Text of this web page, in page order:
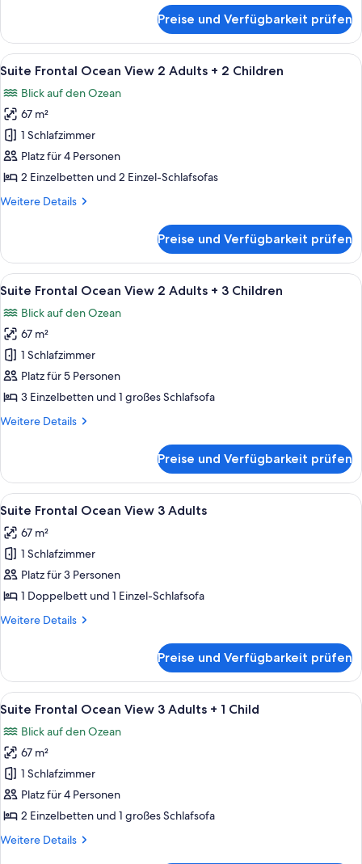
Child
anzeigen
Frontal
Ocean
View
Adults
+
Child
Preise und Verfügbarkeit prüfen
Alle
Fotos
für
Suite
Frontal
Ocean
View
Adults
Children
anzeigen
Ein modernes Hotelzimmer mit
6
Suite Frontal Ocean View 2 Adults + 2 Children
Blick auf den Ozean
67 m²
1 Schlafzimmer
Platz für 4 Personen
2 Einzelbetten und 2 Einzel-Schlafsofas
Weitere Details
Weitere
Frontal
Ocean
View
Adults
+
2
Children
Preise und Verfügbarkeit prüfen
Alle
Fotos
für
Suite
Frontal
Ocean
View
Adults
Children
anzeigen
Ein modernes Hotelzimmer mit
6
Suite Frontal Ocean View 2 Adults + 3 Children
Blick auf den Ozean
67 m²
1 Schlafzimmer
Platz für 5 Personen
3 Einzelbetten und 1 großes Schlafsofa
Weitere Details
Weitere
Frontal
Ocean
View
Adults
+
Children
Preise und Verfügbarkeit prüfen
Alle
Fotos
für
Suite
Frontal
Ocean
View
anzeigen
Ein modernes Hotelzimmer mit
6
Suite Frontal Ocean View 3 Adults
67 m²
1 Schlafzimmer
Platz für 3 Personen
1 Doppelbett und 1 Einzel-Schlafsofa
Weitere Details
Weitere
Frontal
Ocean
View
Adults
Preise und Verfügbarkeit prüfen
Alle
Fotos
für
Suite
Frontal
Ocean
View
Adults
Ein modernes Hotelzimmer mit
6
Suite Frontal Ocean View 3 Adults + 1 Child
Blick auf den Ozean
67 m²
1 Schlafzimmer
Platz für 4 Personen
2 Einzelbetten und 1 großes Schlafsofa
Weitere Details
Weitere